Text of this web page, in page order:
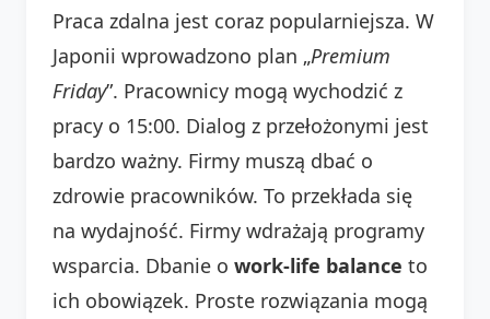
Praca zdalna jest coraz popularniejsza. W
Japonii wprowadzono plan „Premium
Friday”. Pracownicy mogą wychodzić z
pracy o 15:00. Dialog z przełożonymi jest
bardzo ważny. Firmy muszą dbać o
zdrowie pracowników. To przekłada się
na wydajność. Firmy wdrażają programy
wsparcia. Dbanie o work-life balance to
ich obowiązek. Proste rozwiązania mogą